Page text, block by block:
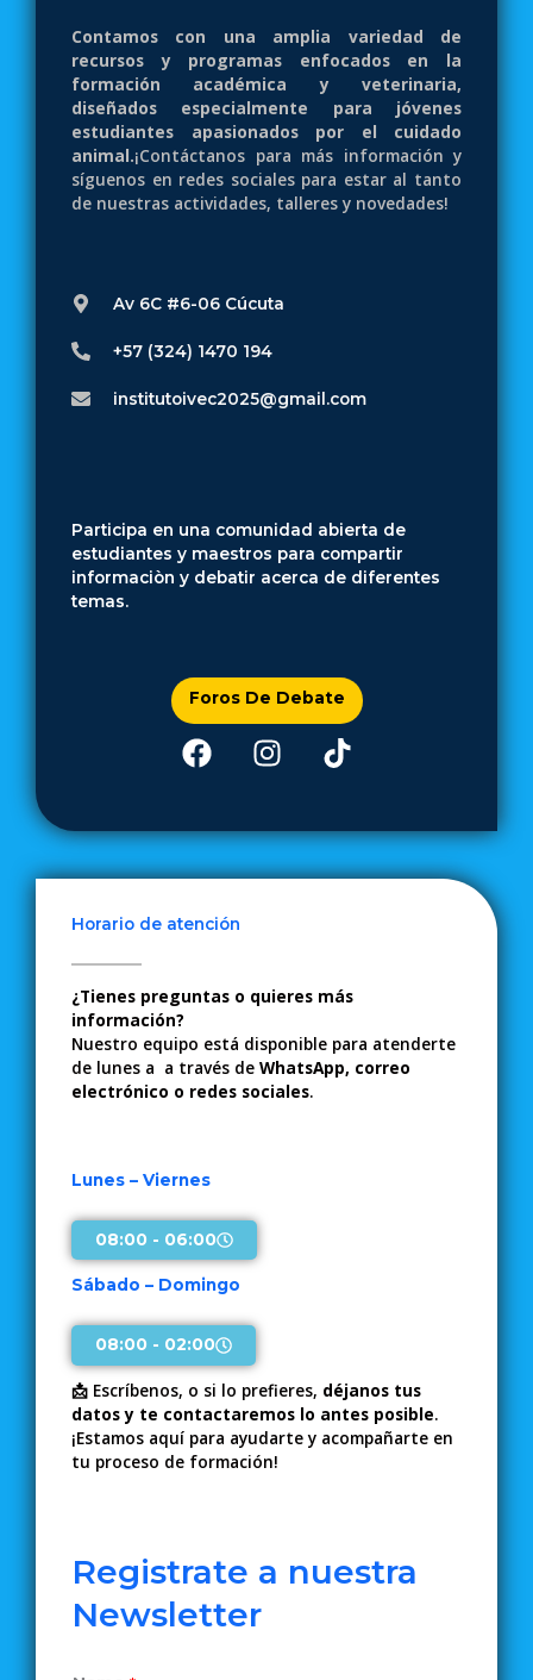
Contamos con una amplia variedad de
recursos y programas enfocados en la
formación académica y veterinaria,
diseñados especialmente para jóvenes
estudiantes apasionados por el cuidado
animal.¡Contáctanos para más información y
síguenos en redes sociales para estar al tanto
de nuestras actividades, talleres y novedades!
Av 6C #6-06 Cúcuta
+57 (324) 1470 194
institutoivec2025@gmail.com
Participa en una comunidad abierta de
estudiantes y maestros para compartir
informaciòn y debatir acerca de diferentes
temas.
Foros De Debate
F
a
e
o
o
I
n
t
g
T
i
t
k
Horario de atención
¿Tienes preguntas o quieres más
información?
Nuestro equipo está disponible para atenderte
de lunes a a través de WhatsApp, correo
electrónico o redes sociales.
Lunes – Viernes
08:00 - 06:00
Sábado – Domingo
08:00 - 02:00
📩 Escríbenos, o si lo prefieres, déjanos tus
datos y te contactaremos lo antes posible.
¡Estamos aquí para ayudarte y acompañarte en
tu proceso de formación!
Registrate a nuestra
Newsletter